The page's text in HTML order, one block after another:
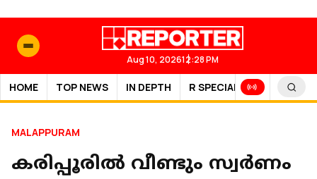
Aug 10, 202612:28 PM
HOME TOP NEWS IN DEPTH R SPECIAL SPORTS
MALAPPURAM
കരിപ്പൂരില്‍ വീണ്ടും സ്വര്‍ണം